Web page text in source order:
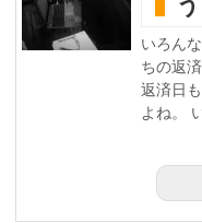
いろん
ちの返
返済日
よね。